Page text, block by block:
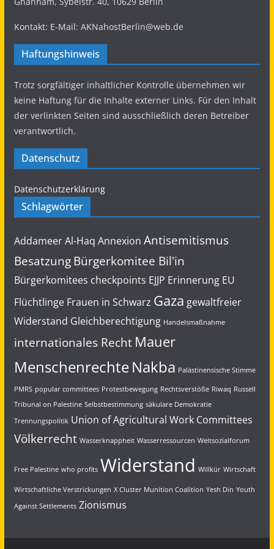
#IsraelOutOfMyPhone
3
Load More...
Kontakt: E-Mail: AKNahostBerlin@web.de
Haftungshinweis
Trotz sorgfältiger inhaltlicher Kontrolle übernehmen wir
keine Haftung für die Inhalte externer Links. Für den Inhalt
der verlinkten Seiten sind ausschließlich deren Betreiber
verantwortlich.
Datenschutz
Datenschutzerklärung
Schlagwörter
AddameerAl-Haq Annexion Antisemitismus
BesatzungBürgerkomitee Bil'in
Bürgerkomitees checkpoints EJJP Erinnerung EU
Flüchtlinge Frauen in Schwarz Gaza gewaltfreier
Widerstand Gleichberechtigung Handelsmaßnahme
internationales Recht Mauer
MenschenrechteNakba Palästinensische Stimme
PMRS popular committees Protestbewegung Rechtsverstöße Riwaq Russell
Tribunal on Palestine Selbstbestimmung säkulare Demokratie
Trennungspolitik Union of Agricultural Work Committees
Völkerrecht Wasserknappheit Wasserressourcen Weltsozialforum
Free Palestine who profits Widerstand Willkür Wirtschaft
Wirtschaftliche Verstrickungen X Cluster Munition Coalition Yesh Din Youth
Against Settlements Zionismus